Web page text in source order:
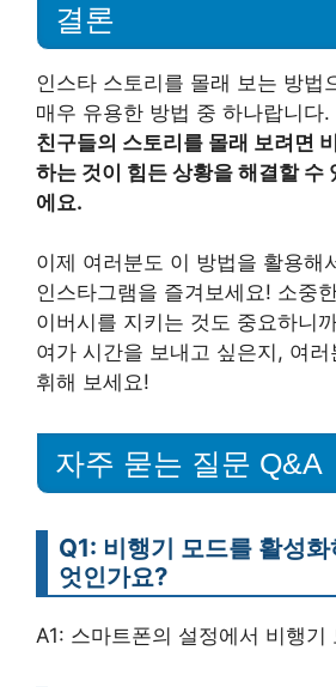
결론
인스타 스토리를 몰래 보는 방법
매우 유용한 방법 중 하나랍니다.
친구들의 스토리를 몰래 보려면
하는 것이 힘든 상황을 해결할 수
에요.
이제 여러분도 이 방법을 활용해
인스타그램을 즐겨보세요! 소중
이버시를 지키는 것도 중요하니
여가 시간을 보내고 싶은지, 여
휘해 보세요!
자주 묻는 질문 Q&A
Q1: 비행기 모드를 활성
엇인가요?
A1: 스마트폰의 설정에서 비행기